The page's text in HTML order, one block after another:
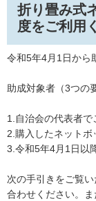
折り畳み式
度をご利用
令和5年4月1日から
助成対象者（3つの
1.自治会の代表者
2.購入したネット
3.令和5年4月1日以
次の手引きをご覧
合わせください。